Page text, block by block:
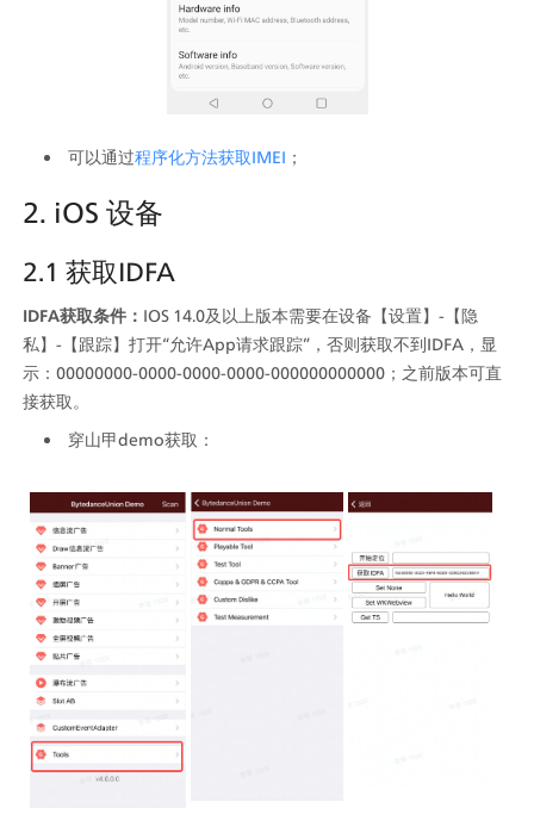
可以通过程序化方法获取IMEI ；
2. iOS 设备
2.1 获取IDFA
IDFA获取条件： IOS 14.0及以上版本需要在设备【设置】-【隐
私】-【跟踪】打开“允许App请求跟踪”，否则获取不到IDFA，显
示：00000000-0000-0000-0000-000000000000；之前版本可直
接获取。
穿山甲demo获取：